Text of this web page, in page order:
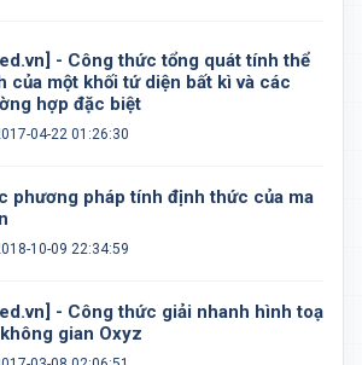
- Công thức tổng quát tính thể
của một khối tứ diện bất kì và các
hợp đặc biệt
04-22 01:26:30
phương pháp tính định thức của ma
10-09 22:34:59
- Công thức giải nhanh hình toạ
gian Oxyz